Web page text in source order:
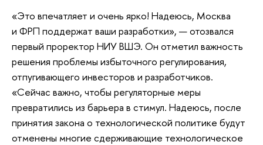
«Это впечатляет и очень ярко! Надеюсь, Москва
и ФРП поддержат ваши разработки», — отозвался
первый проректор НИУ ВШЭ. Он отметил важность
решения проблемы избыточного регулирования,
отпугивающего инвесторов и разработчиков.
«Сейчас важно, чтобы регуляторные меры
превратились из барьера в стимул. Надеюсь, после
принятия закона о технологической политике будут
отменены многие сдерживающие технологическое